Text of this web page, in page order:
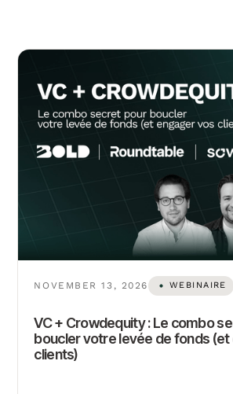
NOVEMBER 13, 2026 WEBINAIRE
VC + Crowdequity : Le combo
boucler votre levée de fonds (et
clients)